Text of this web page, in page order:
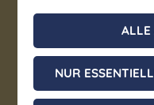
Atrium
ALLE
NUR